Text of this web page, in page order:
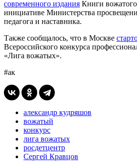
современного издания Книги
инициативе Министерства
педагога и наставника.
Также сообщалось, что в Москве
Всероссийского конкурса
«Лига вожатых».
#ак
александр кудряшов
вожатый
конкурс
лига вожатых
росдетцентр
Сергей Кравцов